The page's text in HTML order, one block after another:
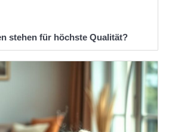
stehen für höchste Qualität?